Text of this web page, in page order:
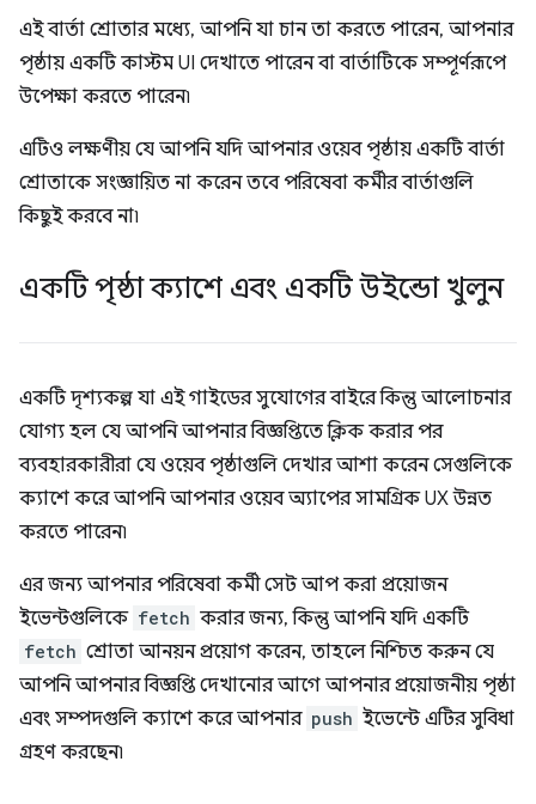
এই বার্তা শ্রোতার মধ্যে, আপনি যা চান তা করতে পারেন, আপনার
পৃষ্ঠায় একটি কাস্টম UI দেখাতে পারেন বা বার্তাটিকে সম্পূর্ণরূপে
উপেক্ষা করতে পারেন৷
এটিও লক্ষণীয় যে আপনি যদি আপনার ওয়েব পৃষ্ঠায় একটি বার্তা
শ্রোতাকে সংজ্ঞায়িত না করেন তবে পরিষেবা কর্মীর বার্তাগুলি
কিছুই করবে না৷
একটি পৃষ্ঠা ক্যাশে এবং একটি উইন্ডো খুলুন
একটি দৃশ্যকল্প যা এই গাইডের সুযোগের বাইরে কিন্তু আলোচনার
যোগ্য হল যে আপনি আপনার বিজ্ঞপ্তিতে ক্লিক করার পর
ব্যবহারকারীরা যে ওয়েব পৃষ্ঠাগুলি দেখার আশা করেন সেগুলিকে
ক্যাশে করে আপনি আপনার ওয়েব অ্যাপের সামগ্রিক UX উন্নত
করতে পারেন৷
এর জন্য আপনার পরিষেবা কর্মী সেট আপ করা প্রয়োজন
ইভেন্টগুলিকে fetch করার জন্য, কিন্তু আপনি যদি একটি
fetch শ্রোতা আনয়ন প্রয়োগ করেন, তাহলে নিশ্চিত করুন যে
আপনি আপনার বিজ্ঞপ্তি দেখানোর আগে আপনার প্রয়োজনীয় পৃষ্ঠা
এবং সম্পদগুলি ক্যাশে করে আপনার push ইভেন্টে এটির সুবিধা
গ্রহণ করছেন৷